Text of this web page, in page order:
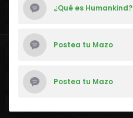
¿Qué es Humankind?
Postea tu Mazo
Postea tu Mazo